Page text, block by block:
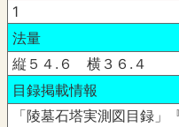
1
法量
縦５４.６ 横３６.４
目録掲載情報
「陵墓石塔実測図目録」